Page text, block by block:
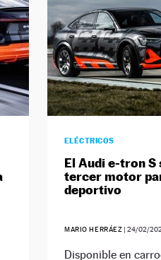
ELÉCTRICOS
El Audi e-tron S
tercer motor
deportivo
MARIO HERRÁEZ |24/02/
Disponible en